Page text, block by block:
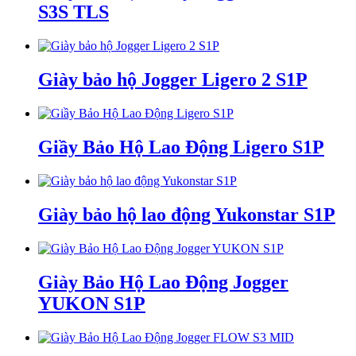
S3S TLS
Giày bảo hộ Jogger Ligero 2 S1P
Giầy Bảo Hộ Lao Động Ligero S1P
Giày bảo hộ lao động Yukonstar S1P
Giày Bảo Hộ Lao Động Jogger
YUKON S1P